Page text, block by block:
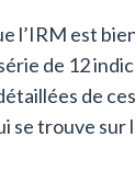
est
de 12
de
se trouve sur